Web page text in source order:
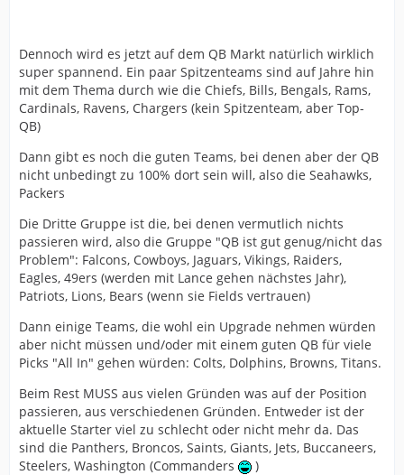
Dennoch wird es jetzt auf dem QB Markt natürlich wirklich
super spannend. Ein paar Spitzenteams sind auf Jahre hin
mit dem Thema durch wie die Chiefs, Bills, Bengals, Rams,
Cardinals, Ravens, Chargers (kein Spitzenteam, aber Top-
QB)
Dann gibt es noch die guten Teams, bei denen aber der QB
nicht unbedingt zu 100% dort sein will, also die Seahawks,
Packers
Die Dritte Gruppe ist die, bei denen vermutlich nichts
passieren wird, also die Gruppe "QB ist gut genug/nicht das
Problem": Falcons, Cowboys, Jaguars, Vikings, Raiders,
Eagles, 49ers (werden mit Lance gehen nächstes Jahr),
Patriots, Lions, Bears (wenn sie Fields vertrauen)
Dann einige Teams, die wohl ein Upgrade nehmen würden
aber nicht müssen und/oder mit einem guten QB für viele
Picks "All In" gehen würden: Colts, Dolphins, Browns, Titans.
Beim Rest MUSS aus vielen Gründen was auf der Position
passieren, aus verschiedenen Gründen. Entweder ist der
aktuelle Starter viel zu schlecht oder nicht mehr da. Das
sind die Panthers, Broncos, Saints, Giants, Jets, Buccaneers,
Steelers, Washington (Commanders
)